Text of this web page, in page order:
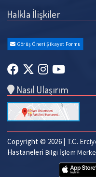
Halkla İlişkiler
Görüş Öneri Şikayet Formu
Nasıl Ulaşırım
Copyright © 2026 | T.C.
Hastaneleri Bilgi İşlem